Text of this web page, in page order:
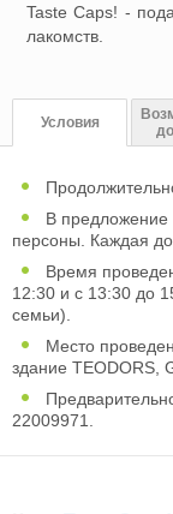
Taste Caps! -
лакомств.
Условия
В предложение
персоны. Каждая
Время
12:30 и с 13:30 до
семьи).
Место
здание TEODORS,
22009971.